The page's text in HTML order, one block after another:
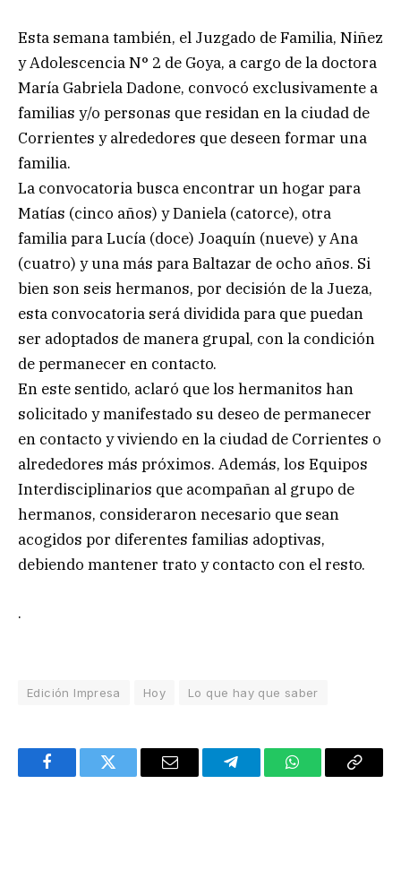
Esta semana también, el Juzgado de Familia, Niñez
y Adolescencia N° 2 de Goya, a cargo de la doctora
María Gabriela Dadone, convocó exclusivamente a
familias y/o personas que residan en la ciudad de
Corrientes y alrededores que deseen formar una
familia.
La convocatoria busca encontrar un hogar para
Matías (cinco años) y Daniela (catorce), otra
familia para Lucía (doce) Joaquín (nueve) y Ana
(cuatro) y una más para Baltazar de ocho años. Si
bien son seis hermanos, por decisión de la Jueza,
esta convocatoria será dividida para que puedan
ser adoptados de manera grupal, con la condición
de permanecer en contacto.
En este sentido, aclaró que los hermanitos han
solicitado y manifestado su deseo de permanecer
en contacto y viviendo en la ciudad de Corrientes o
alrededores más próximos. Además, los Equipos
Interdisciplinarios que acompañan al grupo de
hermanos, consideraron necesario que sean
acogidos por diferentes familias adoptivas,
debiendo mantener trato y contacto con el resto.
.
Edición Impresa Hoy Lo que hay que saber
FacebookTwitter Email TelegramWhatsAppCopy